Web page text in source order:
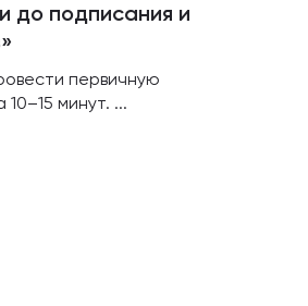
до подписания и
первичную
минут. ...